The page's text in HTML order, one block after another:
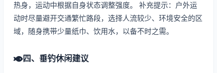
热身，运动中根据自身状态调整强度。 补充提示：户外运
动时尽量避开交通繁忙路段，选择人流较少、环境安全的区
域，随身携带少量纸巾、饮用水，以备不时之需。
四、垂钓休闲建议